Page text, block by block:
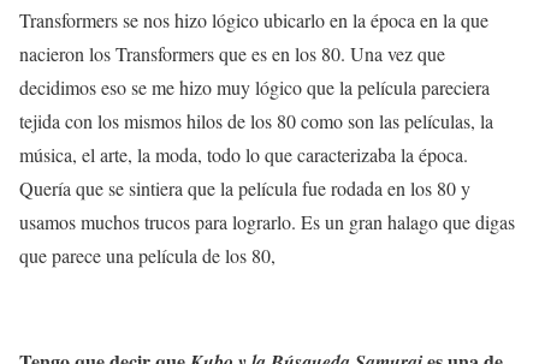
Transformers se nos hizo lógico ubicarlo en la época en la que
nacieron los Transformers que es en los 80. Una vez que
decidimos eso se me hizo muy lógico que la película pareciera
tejida con los mismos hilos de los 80 como son las películas, la
música, el arte, la moda, todo lo que caracterizaba la época.
Quería que se sintiera que la película fue rodada en los 80 y
usamos muchos trucos para lograrlo. Es un gran halago que digas
que parece una película de los 80,